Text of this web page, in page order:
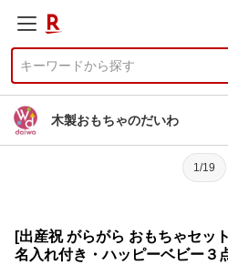
木製おもちゃのだいわ
1/19
[出産祝 がらがら おもちゃセッ
名入れ付き・ハッピーベビー３